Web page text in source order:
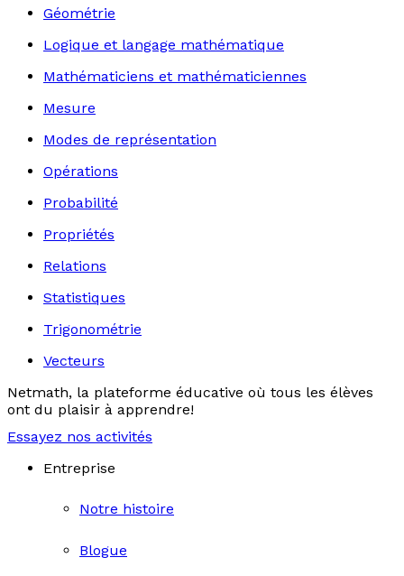
Géométrie
Logique et langage mathématique
Mathématiciens et mathématiciennes
Mesure
Modes de représentation
Opérations
Probabilité
Propriétés
Relations
Statistiques
Trigonométrie
Vecteurs
Netmath, la plateforme éducative où tous les élèves
ont du plaisir à apprendre!
Essayez nos activités
Entreprise
Notre histoire
Blogue